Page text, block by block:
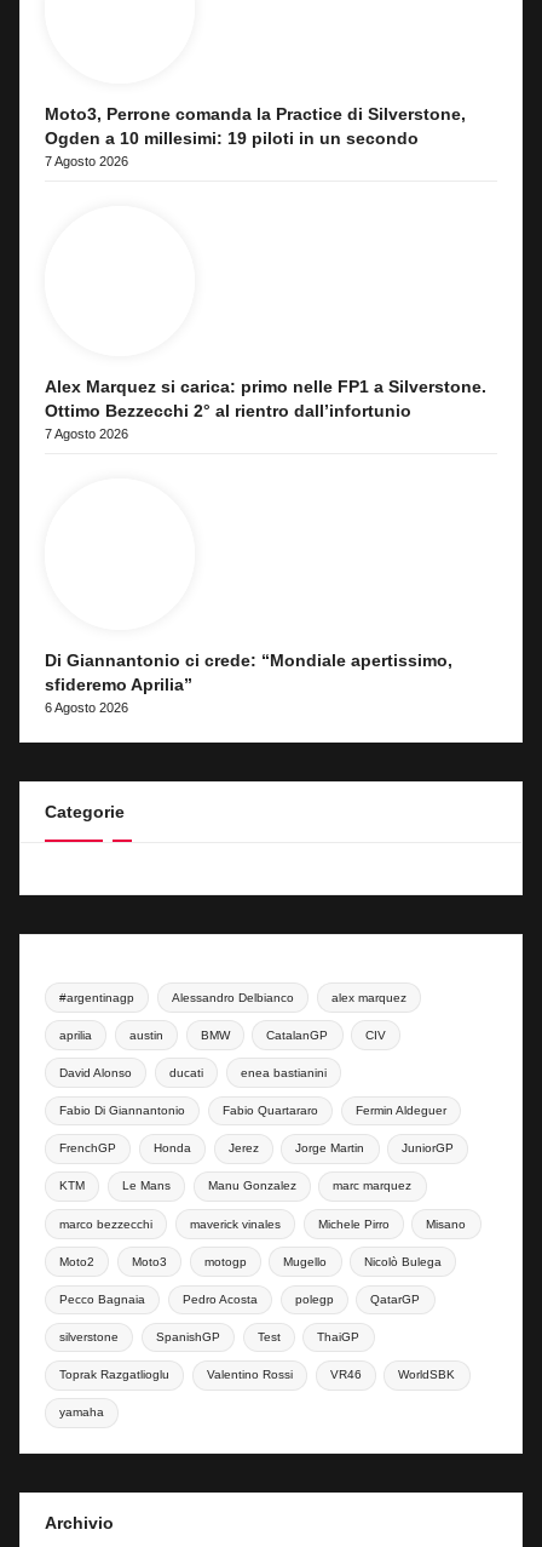
Moto3, Perrone comanda la Practice di Silverstone,
Ogden a 10 millesimi: 19 piloti in un secondo
7 Agosto 2026
Alex Marquez si carica: primo nelle FP1 a Silverstone.
Ottimo Bezzecchi 2° al rientro dall’infortunio
7 Agosto 2026
Di Giannantonio ci crede: “Mondiale apertissimo,
sfideremo Aprilia”
6 Agosto 2026
Categorie
#argentinagp Alessandro Delbianco alex marquez
aprilia austin BMW CatalanGP CIV
David Alonso ducati enea bastianini
Fabio Di Giannantonio Fabio Quartararo Fermin Aldeguer
FrenchGP Honda Jerez Jorge Martin JuniorGP
KTM Le Mans Manu Gonzalez marc marquez
marco bezzecchi maverick vinales Michele Pirro Misano
Moto2 Moto3 motogp Mugello Nicolò Bulega
Pecco Bagnaia Pedro Acosta polegp QatarGP
silverstone SpanishGP Test ThaiGP
Toprak Razgatlioglu Valentino Rossi VR46 WorldSBK
yamaha
Archivio